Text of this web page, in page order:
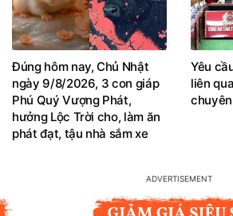
Đúng hôm nay, Chủ Nhật
ngày 9/8/2026, 3 con giáp
Phú Quý Vượng Phát,
hưởng Lộc Trời cho, làm ăn
phát đạt, tậu nhà sắm xe
Yêu
liên